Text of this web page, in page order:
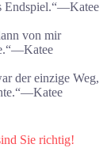
Endspiel.“―Katee
von mir
der einzige Weg,
Sie richtig!